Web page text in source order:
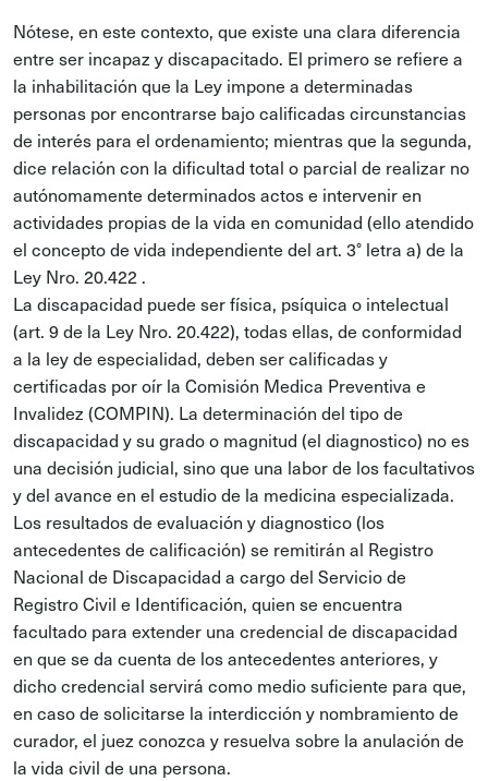
Nótese, en este contexto, que existe una clara diferencia
entre ser incapaz y discapacitado. El primero se refiere a
la inhabilitación que la Ley impone a determinadas
personas por encontrarse bajo calificadas circunstancias
de interés para el ordenamiento; mientras que la segunda,
dice relación con la dificultad total o parcial de realizar no
autónomamente determinados actos e intervenir en
actividades propias de la vida en comunidad (ello atendido
el concepto de vida independiente del art. 3° letra a) de la
Ley Nro. 20.422 .
La discapacidad puede ser física, psíquica o intelectual
(art. 9 de la Ley Nro. 20.422), todas ellas, de conformidad
a la ley de especialidad, deben ser calificadas y
certificadas por oír la Comisión Medica Preventiva e
Invalidez (COMPIN). La determinación del tipo de
discapacidad y su grado o magnitud (el diagnostico) no es
una decisión judicial, sino que una labor de los facultativos
y del avance en el estudio de la medicina especializada.
Los resultados de evaluación y diagnostico (los
antecedentes de calificación) se remitirán al Registro
Nacional de Discapacidad a cargo del Servicio de
Registro Civil e Identificación, quien se encuentra
facultado para extender una credencial de discapacidad
en que se da cuenta de los antecedentes anteriores, y
dicho credencial servirá como medio suficiente para que,
en caso de solicitarse la interdicción y nombramiento de
curador, el juez conozca y resuelva sobre la anulación de
la vida civil de una persona.